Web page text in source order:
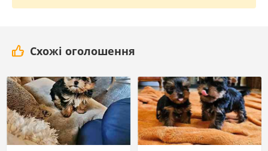
Схожі оголошення